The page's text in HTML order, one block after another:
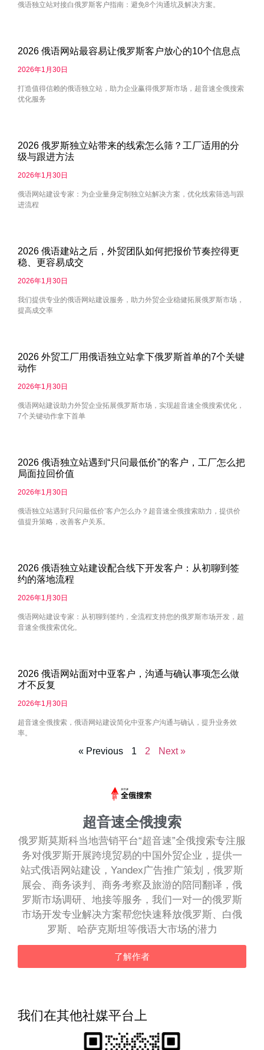
俄语独立站对接白俄罗斯客户指南：避免8个沟通坑及解决方案。
2026 俄语网站最容易让俄罗斯客户放心的10个信息点
2026年1月30日
打造值得信赖的俄语独立站，助力企业赢得俄罗斯市场，超音速全俄搜索
优化服务
2026 俄罗斯独立站带来的线索怎么筛？工厂适用的分
级与跟进方法
2026年1月30日
俄语网站建设专家：为企业量身定制独立站解决方案，优化线索筛选与跟
进流程
2026 俄语建站之后，外贸团队如何把报价节奏控得更
稳、更容易成交
2026年1月30日
我们提供专业的俄语网站建设服务，助力外贸企业稳健拓展俄罗斯市场，
提高成交率
2026 外贸工厂用俄语独立站拿下俄罗斯首单的7个关键
动作
2026年1月30日
俄语网站建设助力外贸企业拓展俄罗斯市场，实现超音速全俄搜索优化，
7个关键动作拿下首单
2026 俄语独立站遇到“只问最低价”的客户，工厂怎么把
局面拉回价值
2026年1月30日
俄语独立站遇到‘只问最低价’客户怎么办？超音速全俄搜索助力，提供价
值提升策略，改善客户关系。
2026 俄语独立站建设配合线下开发客户：从初聊到签
约的落地流程
2026年1月30日
俄语网站建设专家：从初聊到签约，全流程支持您的俄罗斯市场开发，超
音速全俄搜索优化。
2026 俄语网站面对中亚客户，沟通与确认事项怎么做
才不反复
2026年1月30日
超音速全俄搜索，俄语网站建设简化中亚客户沟通与确认，提升业务效
率。
« Previous 1 2 Next »
超音速全俄搜索
俄罗斯莫斯科当地营销平台“超音速”全俄搜索专注服
务对俄罗斯开展跨境贸易的中国外贸企业，提供一
站式俄语网站建设，Yandex广告推广策划，俄罗斯
展会、商务谈判、商务考察及旅游的陪同翻译，俄
罗斯市场调研、地接等服务，我们一对一的俄罗斯
市场开发专业解决方案帮您快速释放俄罗斯、白俄
罗斯、哈萨克斯坦等俄语大市场的潜力
了解作者
我们在其他社媒平台上